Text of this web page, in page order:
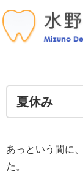
夏休み
あっという間に
た。